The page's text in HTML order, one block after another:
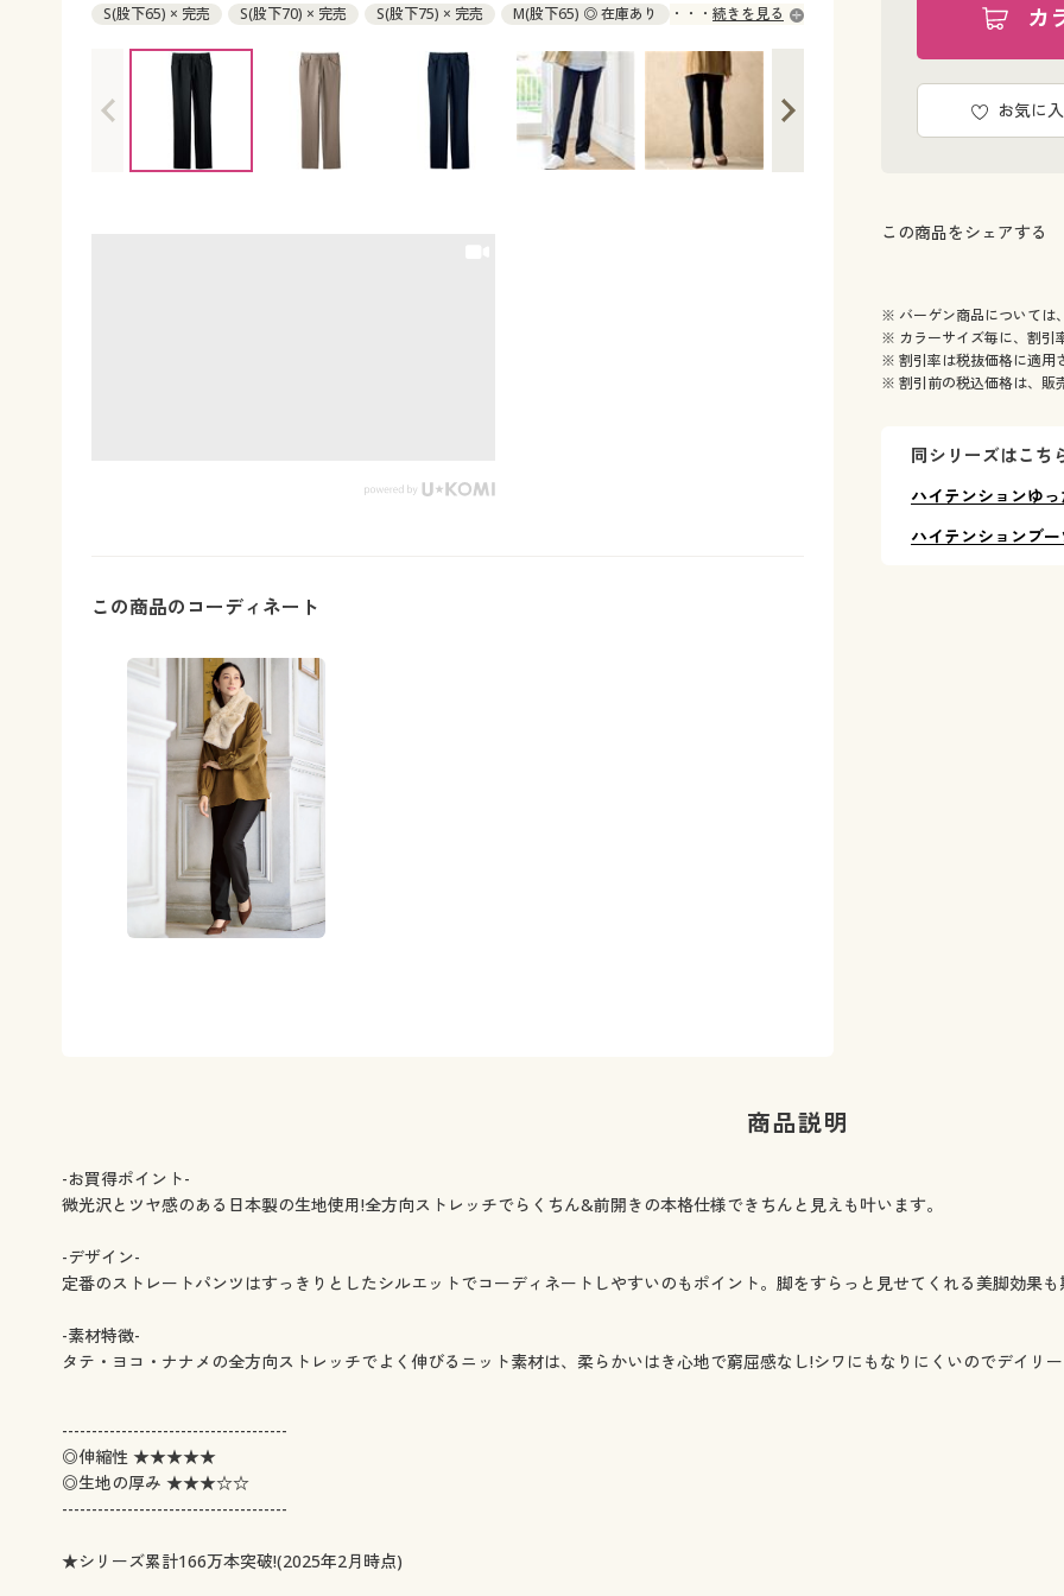
S(股下65) × 完売 S(股下70) × 完売 S(股下75) × 完売
M(股下65) ◎ 在庫あり
L(股下75) ◎ 在庫あり
LL(股下65) ○ 在庫わずか
LL(股下70) ◎ 在庫あり
LL(股下75) ◎ 在庫あり
3L(股下65) ◎ 在庫あり 3L(股下70) ◎ 在庫あり 3L(股下75) ◎ 在庫あり
続きを見る
この商品のコーディネート
カ
お気に
この商品をシェアする
※ バーゲン商品については
※ カラーサイズ毎に、割引
※ 割引率は税抜価格に適用
※ 割引前の税込価格は、販
同シリーズはこち
ハイテンションゆ
ハイテンションブ
商品説明
-お買得ポイント-
微光沢とツヤ感のある日本製の生地使用!全方向ストレッチでらくちん&前開きの本格仕様できちんと見えも叶います。
-デザイン-
定番のストレートパンツはすっきりとしたシルエットでコーディネートしやすいのもポイント。脚をすらっと見せてくれる美脚効果
-素材特徴-
タテ・ヨコ・ナナメの全方向ストレッチでよく伸びるニット素材は、柔らかいはき心地で窮屈感なし!シワにもなりにくいのでデイリー
--------------------------------------
◎伸縮性 ★★★★★
◎生地の厚み ★★★☆☆
--------------------------------------
★シリーズ累計166万本突破!(2025年2月時点)